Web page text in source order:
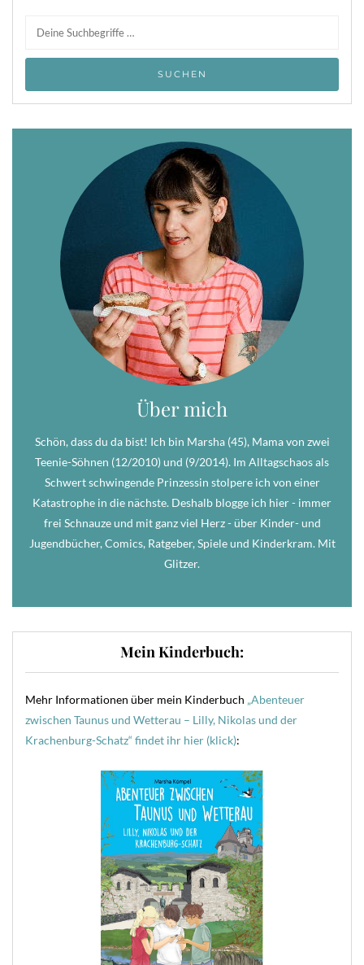
Über mich
Schön, dass du da bist! Ich bin Marsha (45), Mama von zwei
Teenie-Söhnen (12/2010) und (9/2014). Im Alltagschaos als
Schwert schwingende Prinzessin stolpere ich von einer
Katastrophe in die nächste. Deshalb blogge ich hier - immer
frei Schnauze und mit ganz viel Herz - über Kinder- und
Jugendbücher, Comics, Ratgeber, Spiele und Kinderkram. Mit
Glitzer.
Mein Kinderbuch:
Mehr Informationen über mein Kinderbuch „Abenteuer
zwischen Taunus und Wetterau – Lilly, Nikolas und der
Krachenburg-Schatz“ findet ihr hier (klick):